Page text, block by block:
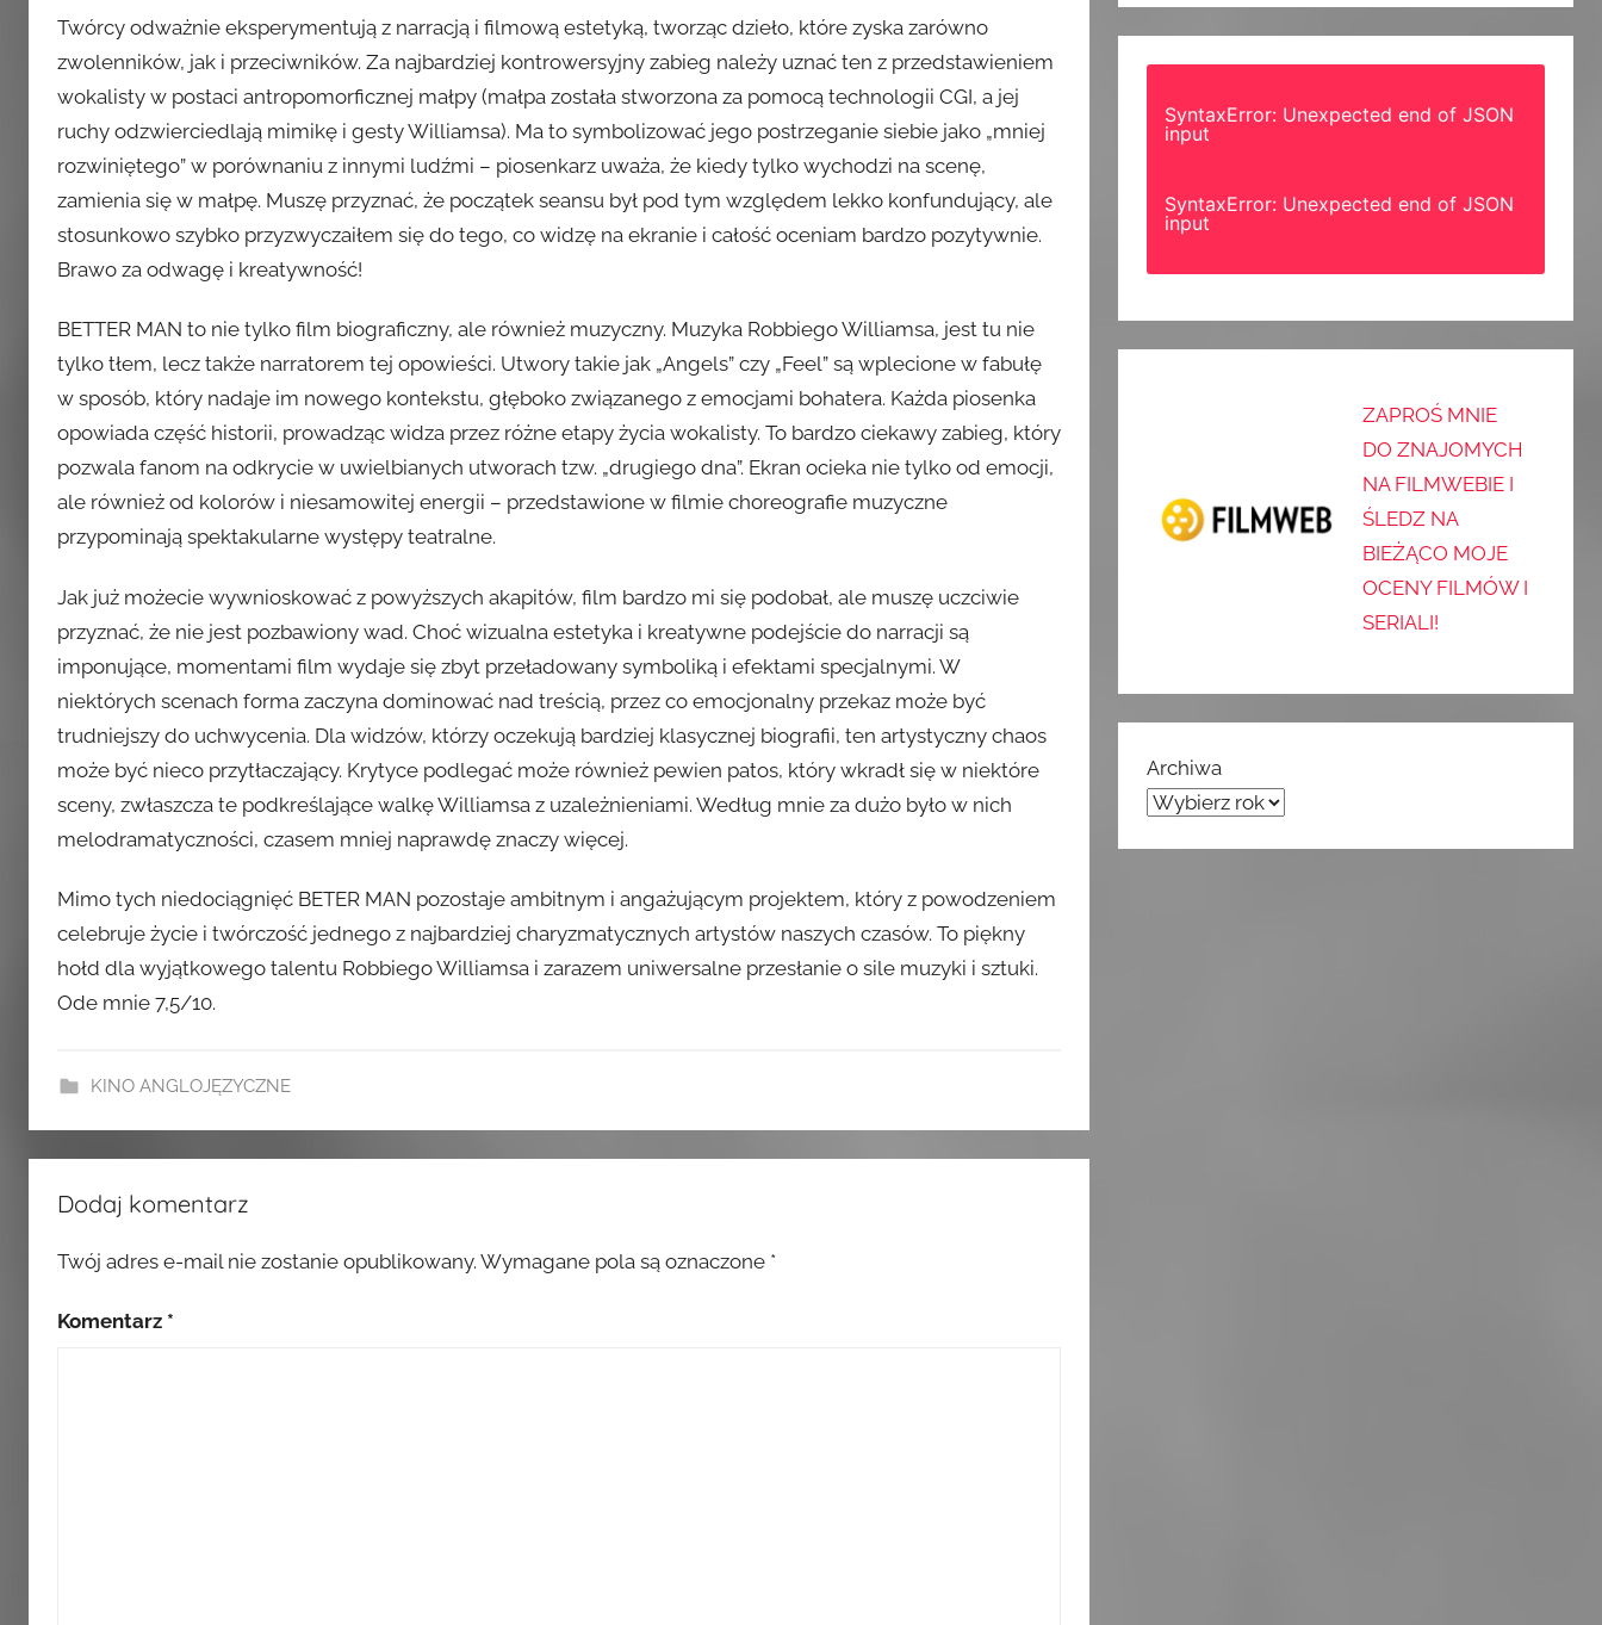
Twórcy odważnie eksperymentują z narracją i filmową estetyką, tworząc dzieło, które zyska zarówno
zwolenników, jak i przeciwników. Za najbardziej kontrowersyjny zabieg należy uznać ten z przedstawieniem
wokalisty w postaci antropomorficznej małpy (małpa została stworzona za pomocą technologii CGI, a jej
ruchy odzwierciedlają mimikę i gesty Williamsa). Ma to symbolizować jego postrzeganie siebie jako „mniej
rozwiniętego” w porównaniu z innymi ludźmi – piosenkarz uważa, że kiedy tylko wychodzi na scenę,
zamienia się w małpę. Muszę przyznać, że początek seansu był pod tym względem lekko konfundujący, ale
stosunkowo szybko przyzwyczaiłem się do tego, co widzę na ekranie i całość oceniam bardzo pozytywnie.
Brawo za odwagę i kreatywność!
BETTER MAN to nie tylko film biograficzny, ale również muzyczny. Muzyka Robbiego Williamsa, jest tu nie
tylko tłem, lecz także narratorem tej opowieści. Utwory takie jak „Angels” czy „Feel” są wplecione w fabułę
w sposób, który nadaje im nowego kontekstu, głęboko związanego z emocjami bohatera. Każda piosenka
opowiada część historii, prowadząc widza przez różne etapy życia wokalisty. To bardzo ciekawy zabieg, który
pozwala fanom na odkrycie w uwielbianych utworach tzw. „drugiego dna”. Ekran ocieka nie tylko od emocji,
ale również od kolorów i niesamowitej energii – przedstawione w filmie choreografie muzyczne
przypominają spektakularne występy teatralne.
Jak już możecie wywnioskować z powyższych akapitów, film bardzo mi się podobał, ale muszę uczciwie
przyznać, że nie jest pozbawiony wad. Choć wizualna estetyka i kreatywne podejście do narracji są
imponujące, momentami film wydaje się zbyt przeładowany symboliką i efektami specjalnymi. W
niektórych scenach forma zaczyna dominować nad treścią, przez co emocjonalny przekaz może być
trudniejszy do uchwycenia. Dla widzów, którzy oczekują bardziej klasycznej biografii, ten artystyczny chaos
może być nieco przytłaczający. Krytyce podlegać może również pewien patos, który wkradł się w niektóre
sceny, zwłaszcza te podkreślające walkę Williamsa z uzależnieniami. Według mnie za dużo było w nich
melodramatyczności, czasem mniej naprawdę znaczy więcej.
Mimo tych niedociągnięć BETER MAN pozostaje ambitnym i angażującym projektem, który z powodzeniem
celebruje życie i twórczość jednego z najbardziej charyzmatycznych artystów naszych czasów. To piękny
hołd dla wyjątkowego talentu Robbiego Williamsa i zarazem uniwersalne przesłanie o sile muzyki i sztuki.
Ode mnie 7,5/10.
KINO ANGLOJĘZYCZNE
Dodaj komentarz
Twój adres e-mail nie zostanie opublikowany. Wymagane pola są oznaczone *
Komentarz *
SyntaxError: Unexpected end of JSON
input
SyntaxError: Unexpected end of JSON
input
ZAPROŚ MNIE
DO ZNAJOMYCH
NA FILMWEBIE I
ŚLEDZ NA
BIEŻĄCO MOJE
OCENY FILMÓW I
SERIALI!
Archiwa